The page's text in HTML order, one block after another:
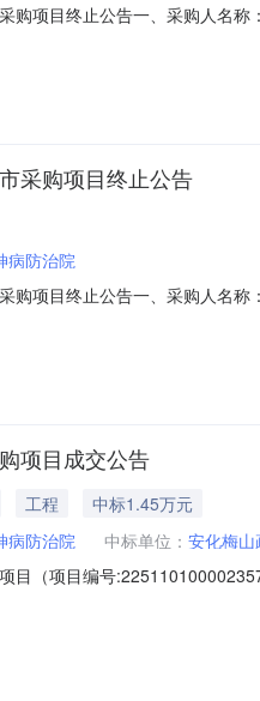
购项目终止公告一、采购人名
采购项目终止公告
病防治院
购项目终止公告一、采购人名
化县精神病防治院地址：安化
项目成交公告
工程
中标1.45万元
病防治院 中标单位： 安化梅山
目（项目编号
位信息采购单位名称:安化县精